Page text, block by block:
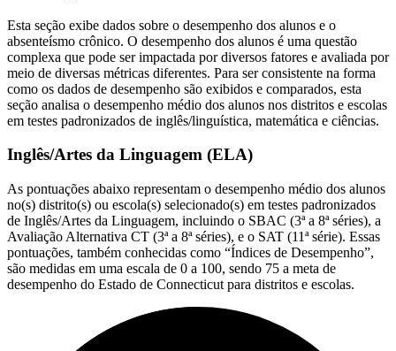
Esta seção exibe dados sobre o desempenho dos alunos e o
absenteísmo crônico. O desempenho dos alunos é uma questão
complexa que pode ser impactada por diversos fatores e avaliada por
meio de diversas métricas diferentes. Para ser consistente na forma
como os dados de desempenho são exibidos e comparados, esta
seção analisa o desempenho médio dos alunos nos distritos e escolas
em testes padronizados de inglês/linguística, matemática e ciências.
Inglês/Artes da Linguagem (ELA)
As pontuações abaixo representam o desempenho médio dos alunos
no(s) distrito(s) ou escola(s) selecionado(s) em testes padronizados
de Inglês/Artes da Linguagem, incluindo o SBAC (3ª a 8ª séries), a
Avaliação Alternativa CT (3ª a 8ª séries), e o SAT (11ª série). Essas
pontuações, também conhecidas como “Índices de Desempenho”,
são medidas em uma escala de 0 a 100, sendo 75 a meta de
desempenho do Estado de Connecticut para distritos e escolas.